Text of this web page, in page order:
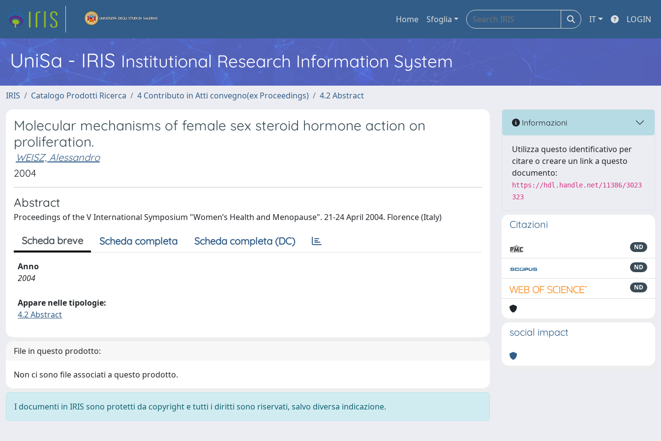
Home Sfoglia IT LOGIN
UniSa - IRIS Institutional Research Information System
IRIS Catalogo Prodotti Ricerca 4 Contributo in Atti convegno(ex Proceedings) 4.2 Abstract
Molecular mechanisms of female sex steroid hormone action on
proliferation.
WEISZ, Alessandro
2004
Abstract
Proceedings of the V International Symposium "Women’s Health and Menopause". 21-24 April 2004. Florence (Italy)
Scheda breve Scheda completa Scheda completa (DC)
Anno
2004
Appare nelle tipologie:
4.2 Abstract
File in questo prodotto:
Non ci sono file associati a questo prodotto.
I documenti in IRIS sono protetti da copyright e tutti i diritti sono riservati, salvo diversa indicazione.
Informazioni
Utilizza questo identificativo per
citare o creare un link a questo
documento:
https://hdl.handle.net/11386/3023
323
Citazioni
ND
ND
ND
social impact